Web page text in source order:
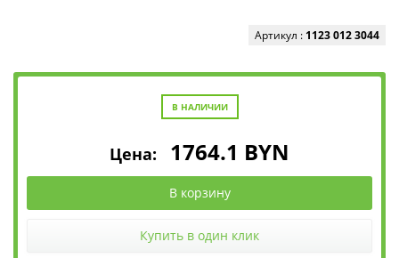
Артикул : 1123 012 3044
В НАЛИЧИИ
Цена: 1764.1 BYN
В корзину
Купить в один клик